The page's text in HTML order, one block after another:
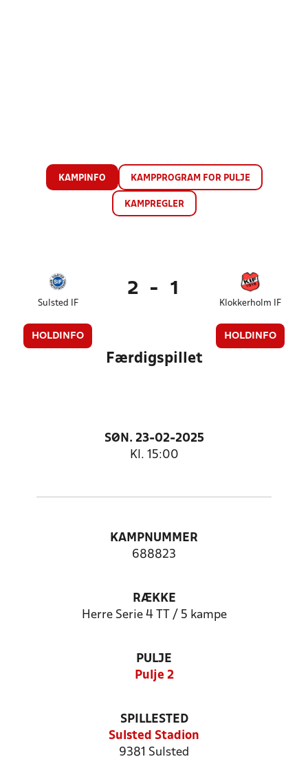
KAMPINFO KAMPPROGRAM FOR PULJE
KAMPREGLER
Sulsted IF
HOLDINFO
2 - 1
Klokkerholm IF
HOLDINFO
Færdigspillet
SØN. 23-02-2025
Kl. 15:00
KAMPNUMMER
688823
RÆKKE
Herre Serie 4 TT / 5 kampe
PULJE
Pulje 2
SPILLESTED
Sulsted Stadion
9381 Sulsted